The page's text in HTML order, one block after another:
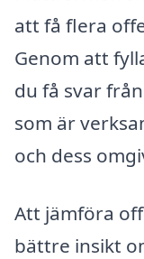
att få flera
Genom att
du få svar
som är
och dess
Att jämföra
bättre insikt